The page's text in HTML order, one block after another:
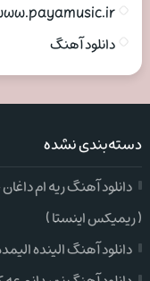
دانلود آهنگ
دسته‌بندی نشده
دانلود آهنگ ریه ام
( ریمیکس اینستا )
دانلود آهنگ الینده